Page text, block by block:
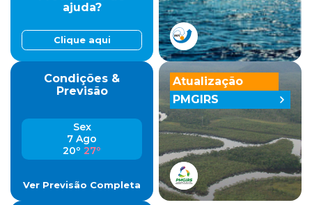
ajuda?
Clique aqui
Condições &
Previsão
Sex
7 Ago
20º 27º
Ver Previsão Completa
Atualização
PMGIRS